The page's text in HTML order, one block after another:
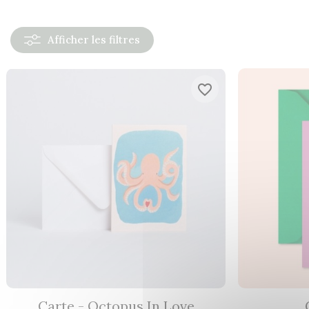
Afficher les filtres
favorite_border